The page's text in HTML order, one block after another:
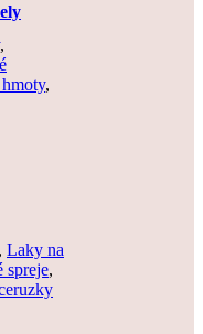
,
,
Laky na
spreje,